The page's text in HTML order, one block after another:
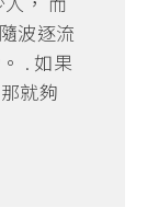
波逐流
. 如果
就夠